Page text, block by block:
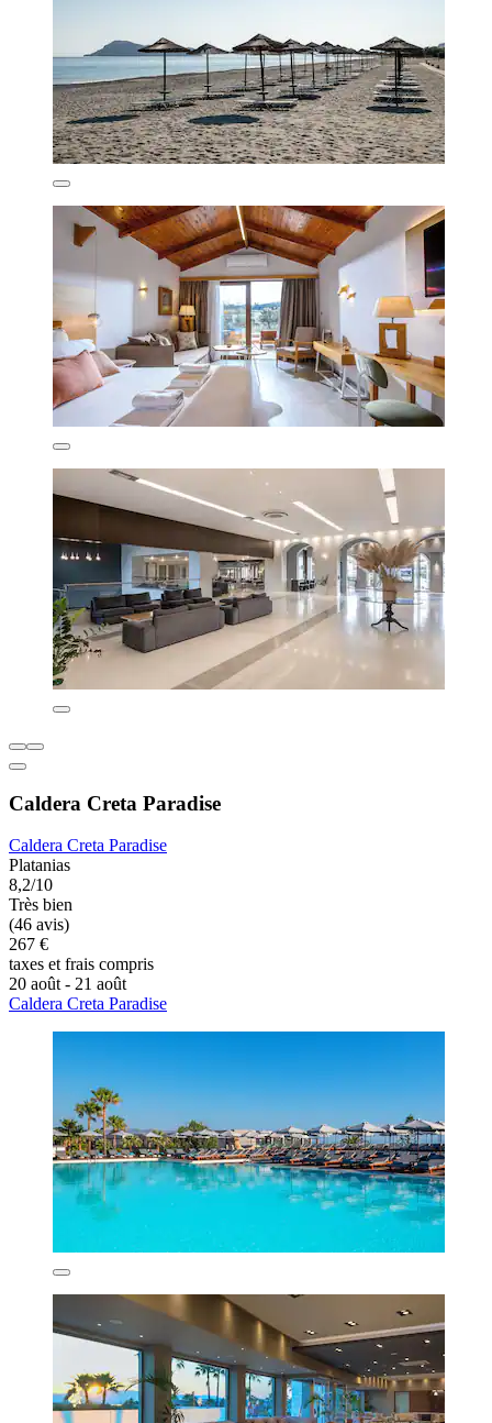
Caldera Creta Paradise
Caldera Creta Paradise
Platanias
8,2/10
Très bien
(46 avis)
267 €
taxes et frais compris
20 août - 21 août
Caldera Creta Paradise